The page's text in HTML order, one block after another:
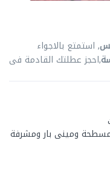
, استمتع بالاجواء
,احجز عطلتك القادمة فى
ومينى بار ومشرفة